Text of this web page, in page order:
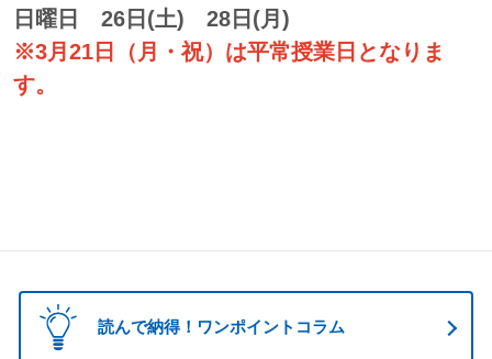
日曜日 26日(土) 28日(月)
※3月21日（月・祝）は平常授業日となりま
す。
読んで納得！ワンポイントコラム